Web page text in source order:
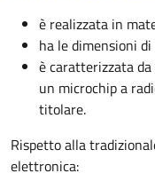
è realizzata in
ha le dimensioni
è caratterizzata
un microchip a
titolare.
Rispetto alla
elettronica: